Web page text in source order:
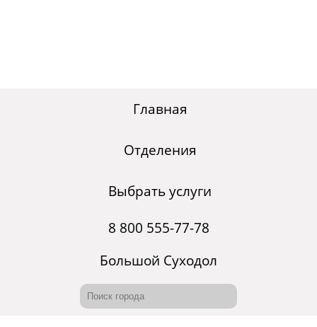
Главная
Отделения
Выбрать услуги
8 800 555-77-78
Большой Суходол